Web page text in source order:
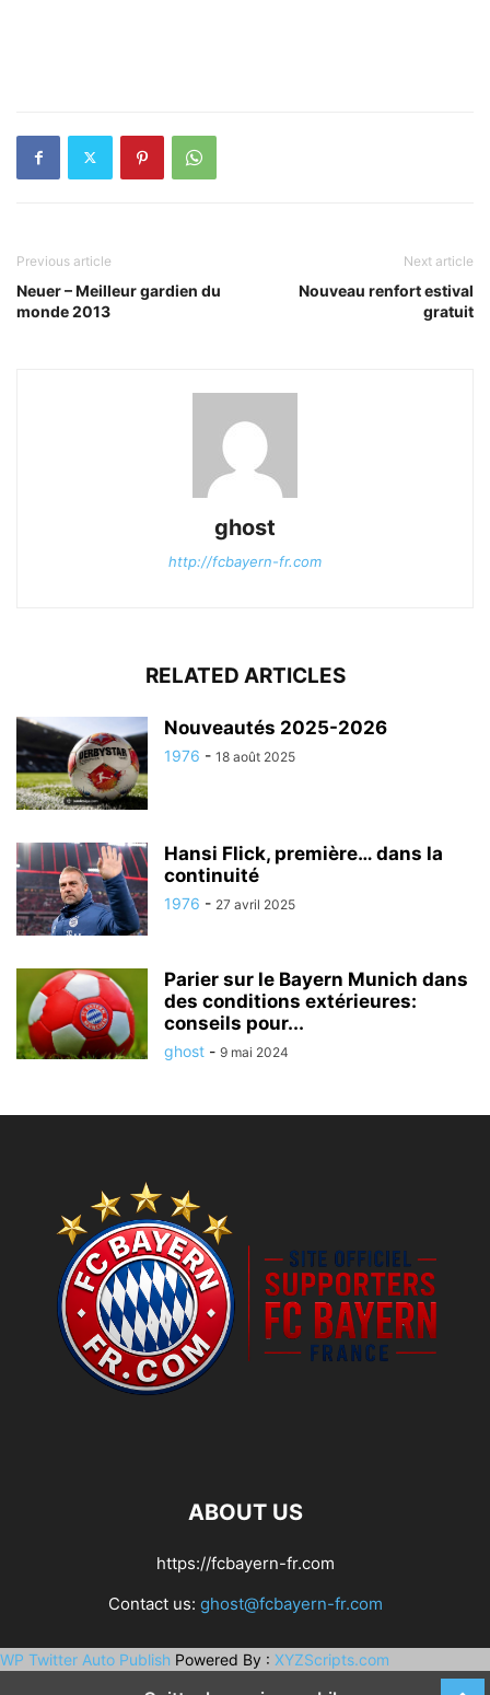
Previous article
Neuer – Meilleur gardien du
monde 2013
Next article
Nouveau renfort estival
gratuit
ghost
http://fcbayern-fr.com
RELATED ARTICLES
Nouveautés 2025-2026
1976 - 18 août 2025
Hansi Flick, première… dans la
continuité
1976 - 27 avril 2025
Parier sur le Bayern Munich dans
des conditions extérieures:
conseils pour...
ghost - 9 mai 2024
ABOUT US
https://fcbayern-fr.com
Contact us: ghost@fcbayern-fr.com
WP Twitter Auto Publish Powered By : XYZScripts.com